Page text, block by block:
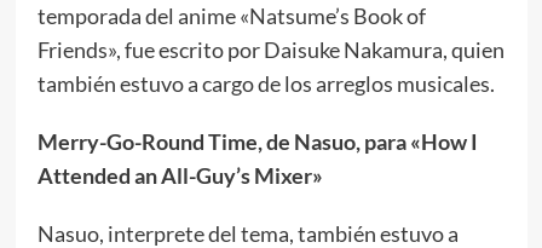
temporada del anime «Natsume’s Book of
Friends», fue escrito por Daisuke Nakamura, quien
también estuvo a cargo de los arreglos musicales.
Merry-Go-Round Time, de Nasuo, para «How I
Attended an All-Guy’s Mixer»
Nasuo, interprete del tema, también estuvo a